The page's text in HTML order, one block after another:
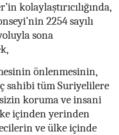
kolaylaştırıcılığında,
2254 sayılı
sona
önlenmesinin,
sahibi tüm Suriyelilere
koruma ve insani
içinden yerinden
ve ülke içinde